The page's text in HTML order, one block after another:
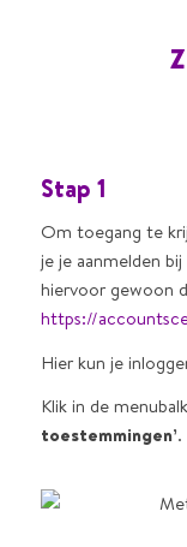
Stap 1
Om toegang te
je je aanmelden
hiervoor gewoon
https://
Hier kun je
Klik in de
toestemmingen’.